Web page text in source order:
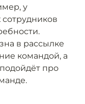
у
в рассылке
командой, а
про